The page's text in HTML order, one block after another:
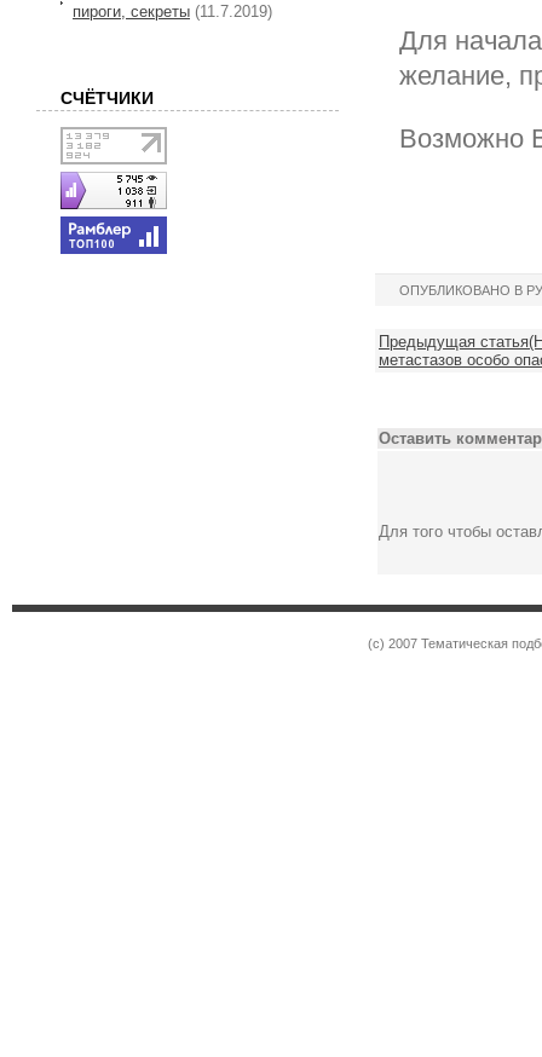
Для
желание,
Возможно
ОПУБЛИКОВАНО В
Предыдущая
метастазов особо
Оставить
Для того чтобы
пироги, секреты (11.7.2019)
СЧЁТЧИКИ
(c) 2007 Тематическая